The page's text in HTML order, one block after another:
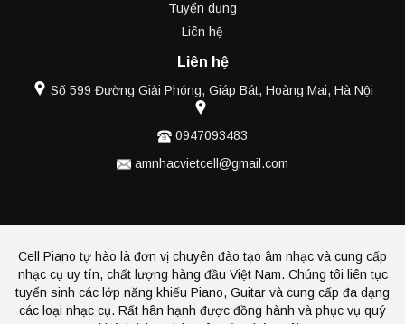
Tuyển dụng
Liên hệ
Liên hệ
Số 599 Đường Giải Phóng, Giáp Bát, Hoàng Mai, Hà Nội
0947093483
amnhacvietcell@gmail.com
Cell Piano tự hào là đơn vị chuyên đào tạo âm nhạc và cung cấp
nhạc cụ uy tín, chất lượng hàng đầu Việt Nam. Chúng tôi liên tục
tuyển sinh các lớp năng khiếu Piano, Guitar và cung cấp đa dạng
các loại nhạc cụ. Rất hân hạnh được đồng hành và phục vụ quý